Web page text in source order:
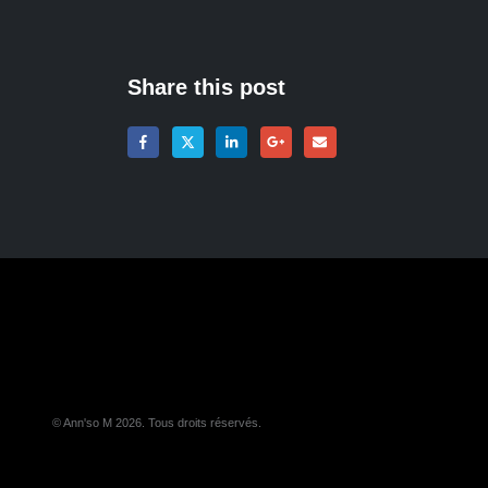
Share this post
© Ann'so M 2026. Tous droits réservés.